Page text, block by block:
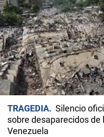
TRAGEDIA
Silencio
sobre desaparecidos
Venezuela